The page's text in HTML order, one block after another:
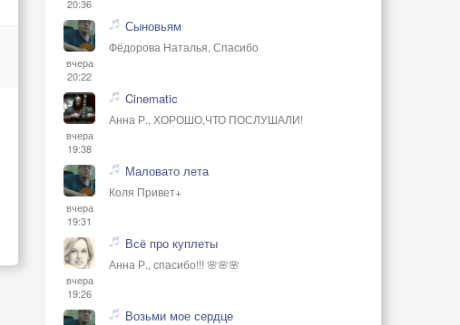
20:36
вчера
20:22
Сыновьям
Фёдорова Наталья, Спасибо
вчера
19:38
Cinematic
Анна Р., ХОРОШО,ЧТО ПОСЛУШАЛИ!
вчера
19:31
Маловато лета
Коля Привет+
вчера
19:26
Всё про куплеты
Анна Р., спасибо!!! 🌸🌸🌸
Возьми мое сердце